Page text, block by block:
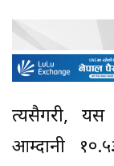
त्यसैगरी,
आम्दानी